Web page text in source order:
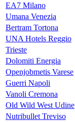
EA7 Milano
Umana Venezia
Bertram Tortona
UNA Hotels Reggio
Trieste
Dolomiti Energia
Openjobmetis Varese
Guerri Napoli
Vanoli Cremona
Old Wild West Udine
Nutribullet Treviso